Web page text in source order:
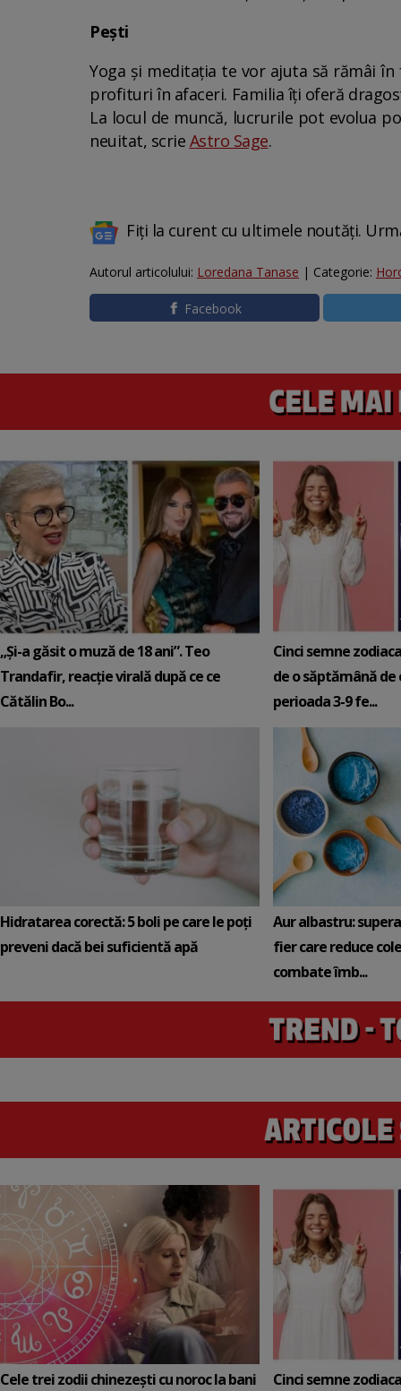
Pești
Yoga și meditația te vor ajuta să rămâi
profituri în afaceri. Familia îți oferă
La locul de muncă, lucrurile pot evolua
neuitat, scrie Astro Sage.
Fiți la curent cu ultimele noutăți.
Autorul articolului: Loredana Tanase | Categorie:
Facebook
„Și-a găsit o muză de 18 ani”. Teo
Trandafir, reacție virală după ce ce
Cătălin Bo...
Cinci semne
de o săptămână de
perioada 3-9 fe...
Hidratarea corectă: 5 boli pe care le poți
preveni dacă bei suficientă apă
Aur albastru:
fier care reduce
combate îmb...
Cele trei zodii chinezești cu noroc la bani
Cinci semne